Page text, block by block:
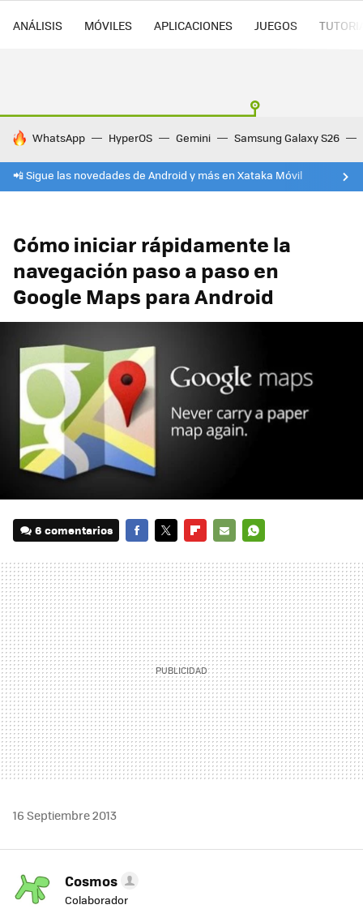
ANÁLISIS MÓVILES APLICACIONES JUEGOS
HOY SE HABLA DE
WhatsApp HyperOS Gemini Samsung Galaxy S26
📲 Sigue las novedades de Android y más en Xataka Móvil
Cómo iniciar rápidamente la
navegación paso a paso en
Google Maps para Android
6 comentarios
MAIL
16 Septiembre 2013
Cosmos
Colaborador